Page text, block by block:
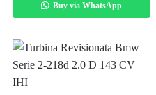
Buy via WhatsApp